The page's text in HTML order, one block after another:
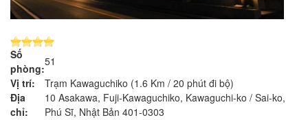
Số
phòng:
51
Vị trí:
Trạm Kawaguchiko (1.6 Km / 20 phút đi bộ)
Địa
chỉ:
10 Asakawa, Fuji-Kawaguchiko, Kawaguchi-ko / Sai-ko, Núi
Phú Sĩ, Nhật Bản 401-0303